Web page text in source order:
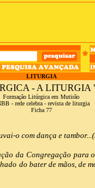
LITURGIA
- A
Formação Litúrgica em Mutirão
- rede celebra - revista de liturgia
Ficha 77
o com dança e
da Congregação para
do bater de mãos, de